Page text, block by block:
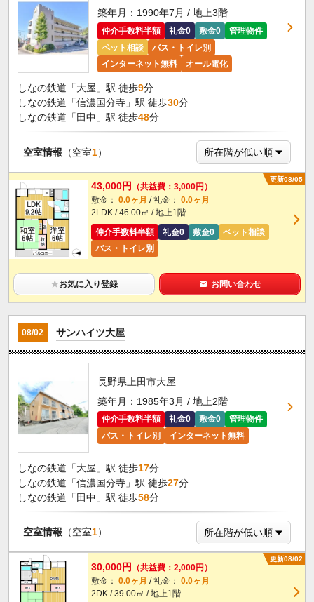
築年月：1990年7月 / 地上3階
仲介手数料半額 礼金0 敷金0
管理物件
ペット相談
バス・トイレ別
インターネット無料
オール電化
しなの鉄道「大屋」駅 徒歩9分
しなの鉄道「信濃国分寺」駅 徒歩30分
しなの鉄道「田中」駅 徒歩48分
空室情報 （空室1）
更新08/05
43,000円
（共益費：3,000円）
敷金： 0.0ヶ月 / 礼金： 0.0ヶ月
2LDK / 46.00㎡ / 地上1階
仲介手数料半額
礼金0 敷金0
ペット相談
バス・トイレ別
★お気に入り登録 お問い合わせ
08/02 サンハイツ大屋
長野県上田市大屋
築年月：1985年3月 / 地上2階
仲介手数料半額 礼金0 敷金0
管理物件
バス・トイレ別
インターネット無料
しなの鉄道「大屋」駅 徒歩17分
しなの鉄道「信濃国分寺」駅 徒歩27分
しなの鉄道「田中」駅 徒歩58分
空室情報 （空室1）
更新08/02
30,000円
（共益費：2,000円）
敷金： 0.0ヶ月 / 礼金： 0.0ヶ月
2DK / 39.00㎡ / 地上1階